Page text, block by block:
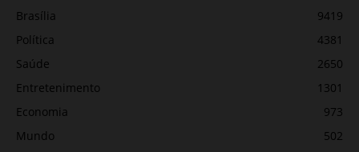
Brasília
9419
Política
4381
Saúde
2650
Entretenimento
1301
Economia
973
Mundo
502